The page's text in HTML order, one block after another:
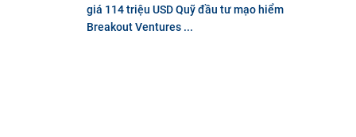
giá 114 triệu USD Quỹ đầu tư mạo hiểm
Breakout Ventures ...